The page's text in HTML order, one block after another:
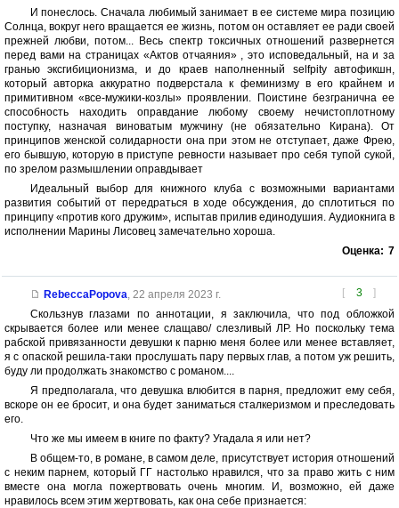
И понеслось. Сначала любимый занимает в ее системе мира позицию
Солнца, вокруг него вращается ее жизнь, потом он оставляет ее ради своей
прежней любви, потом... Весь спектр токсичных отношений развернется
перед вами на страницах «Актов отчаяния» , это исповедальный, на и за
гранью эксгибиционизма, и до краев наполненный selfpity автофикшн,
который авторка аккуратно подверстала к феминизму в его крайнем и
примитивном «все-мужики-козлы» проявлении. Поистине безгранична ее
способность находить оправдание любому своему нечистоплотному
поступку, назначая виноватым мужчину (не обязательно Кирана). От
принципов женской солидарности она при этом не отступает, даже Фрею,
его бывшую, которую в приступе ревности называет про себя тупой сукой,
по зрелом размышлении оправдывает
Идеальный выбор для книжного клуба с возможными вариантами
развития событий от передраться в ходе обсуждения, до сплотиться по
принципу «против кого дружим», испытав прилив единодушия. Аудиокнига в
исполнении Марины Лисовец замечательно хороша.
Оценка: 7
[ 3 ]
RebeccaPopova 22 апреля 2023 г.
Скользнув глазами по аннотации, я заключила, что под обложкой
скрывается более или менее слащаво/ слезливый ЛР. Но поскольку тема
рабской привязанности девушки к парню меня более или менее вставляет,
я с опаской решила-таки прослушать пару первых глав, а потом уж решить,
буду ли продолжать знакомство с романом....
Я предполагала, что девушка влюбится в парня, предложит ему себя,
вскоре он ее бросит, и она будет заниматься сталкеризмом и преследовать
его.
Что же мы имеем в книге по факту? Угадала я или нет?
В общем-то, в романе, в самом деле, присутствует история отношений
с неким парнем, который ГГ настолько нравился, что за право жить с ним
вместе она могла пожертвовать очень многим. И, возможно, ей даже
нравилось всем этим жертвовать, как она себе признается: